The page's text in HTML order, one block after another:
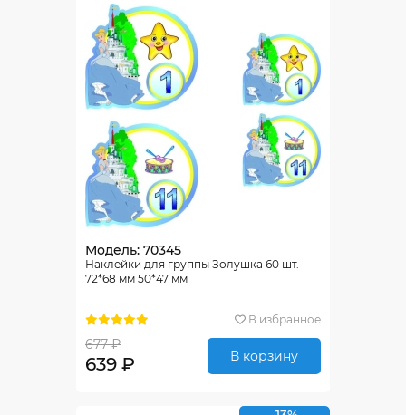
Модель: 70345
Наклейки для группы Золушка 60 шт.
72*68 мм 50*47 мм
В избранное
677 ₽
639 ₽ В корзину